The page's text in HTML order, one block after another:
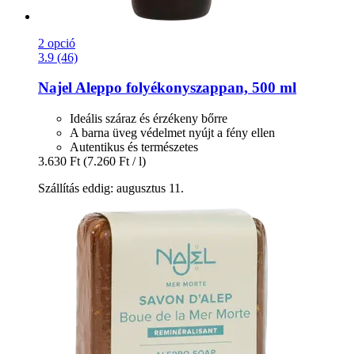
2 opció
3.9 (46)
NajelAleppo folyékonyszappan, 500 ml
Ideális száraz és érzékeny bőrre
A barna üveg védelmet nyújt a fény ellen
Autentikus és természetes
3.630 Ft (7.260 Ft / l)
Szállítás eddig: augusztus 11.